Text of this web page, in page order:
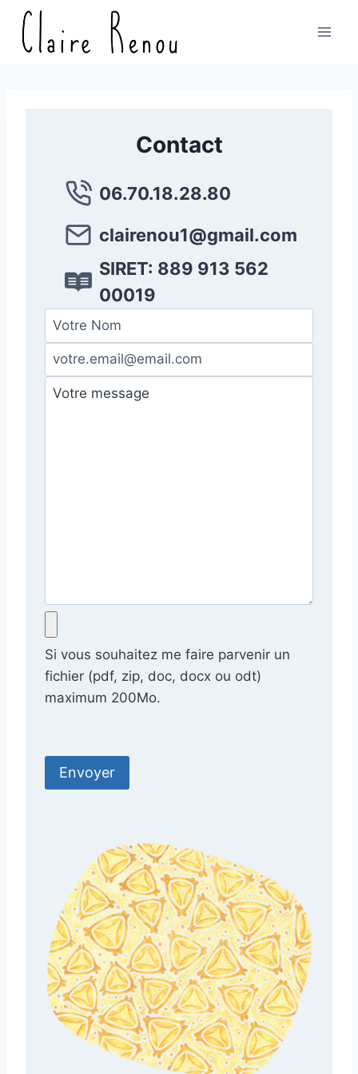
Aller
contenu
Contact
06.70.18.28.80
clairenou1@gmail.com
SIRET: 889 913 562
00019
Si vous souhaitez me faire parvenir un
fichier (pdf, zip, doc, docx ou odt)
maximum 200Mo.